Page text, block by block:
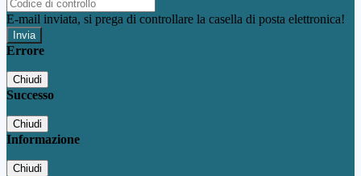
E-mail inviata, si prega di controllare la casella di posta elettronica!
Errore
Chiudi
Successo
Chiudi
Informazione
Chiudi